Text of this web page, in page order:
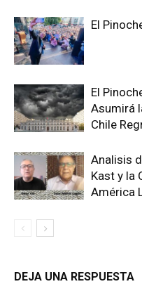
El
El
Asumirá
Chile
Analisis
Kast y la
América
DEJA UNA RESPUESTA